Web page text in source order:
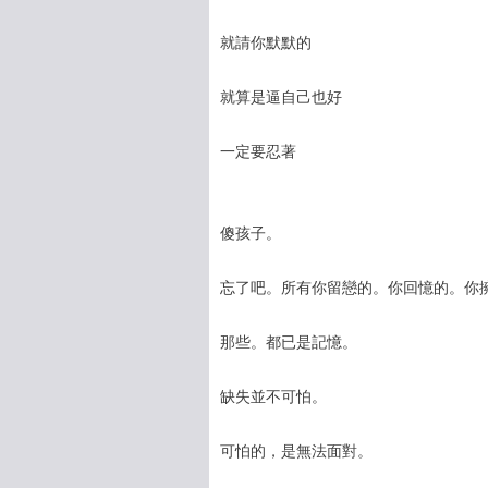
就請你默默的
就算是逼自己也好
一定要忍著
傻孩子。
忘了吧。所有你留戀的。你回憶的。你
那些。都已是記憶。
缺失並不可怕。
可怕的，是無法面對。